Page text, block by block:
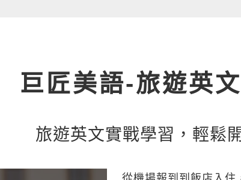
巨匠美語-旅遊英
旅遊英文實戰學習，輕鬆